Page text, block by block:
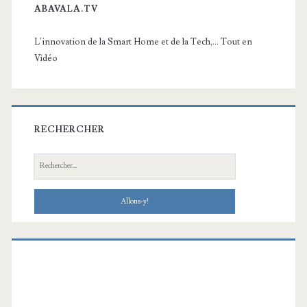
ABAVALA.TV
L'innovation de la Smart Home et de la Tech,... Tout en
Vidéo
RECHERCHER
Recherche: